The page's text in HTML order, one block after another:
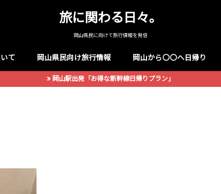
旅に関わる日々。
岡山県民に向けて旅行情報を発信
て 岡山県民向け旅行情報 岡山から〇〇へ日帰り
岡山駅出発「お得な新幹線日帰りプラン」